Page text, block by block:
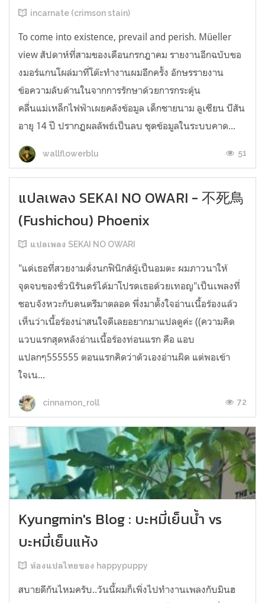
incarnate (crimson stain)
To come into existence, prevail and perish. Müeller
view สัปดาห์ที่สามของเดือนกรกฎาคม รายงานอีกฉบับขอ
งมอร์แกนโผล่มาที่โต๊ะทำงานผมอีกครั้ง อักษรรายงาน
ข้อความลับด้านในจากการรักษาด้วยการกระตุ้น
คลื่นแม่เหล็กไฟฟ้าเผยคลังข้อมูล เด็กชายนาม ลูเซียน บีสัน
อายุ 14 ปี ปรากฏผลลัพธ์เป็นลบ ชุดข้อมูลในระบบคาด...
wallflowerblu 51
แปลเพลง SEKAI NO OWARI - 不死鳥
(Fushichou) Phoenix
แปลเพลง SEKAI NO OWARI
"แด่เธอที่สวยงามดั่งนกฟินิกส์ผู้เป็นอมตะ ผมภาวนาให้
จุดจบของชั่วนิรันดร์ได้มาโปรดเธอด้วยเทอญ"เป็นเพลงที่
ชอบจังหวะกับดนตรีมาตลอด พึ่งมาตั้งใจอ่านเนื้อร้องแล้ว
เห็นว่าเนื้อร้องน่าสนใจดีเลยอยากมาแปลดูค่ะ ((ความคิด
แวบแรกสุดหลังอ่านเนื้อร้องท่อนแรก คือ แอบ
แปลกๆ555555 ตอนแรกคิดว่าตัวเองอ่านผิด แต่พอเข้า
ใจเน...
cinnamon_roll 72
Kyungmin's Blog : บะหมี่เย็นน้ำ vs
บะหมี่เย็นแห้ง
ห้องแปลไทยของ happypuppy
สบายดีกันไหมครับ..วันนี้ผมก็เพิ่งไปทำงานเพลงกับมินฮ